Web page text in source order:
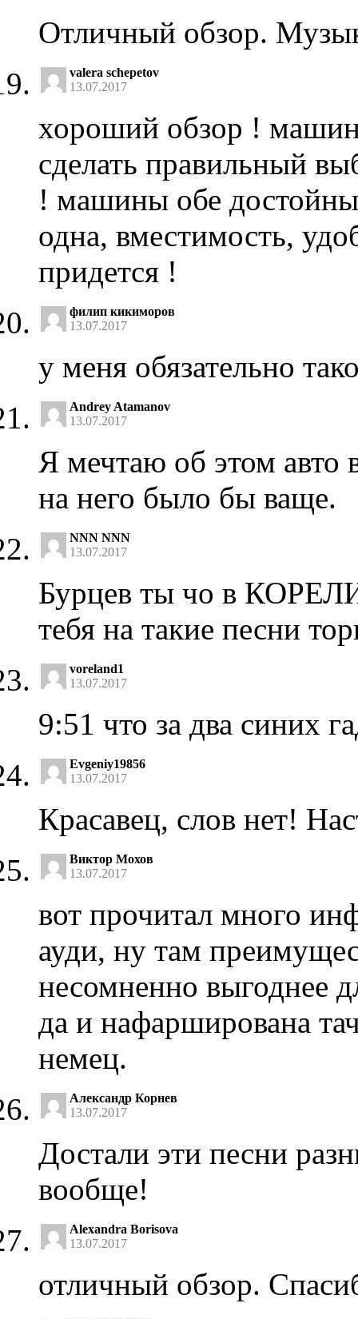
Отличный обзор.
valera schepetov
13.07.2017
хороший обзор !
сделать правильный
! машины обе
одна, вместимость,
придется !
филип кикиморов
13.07.2017
у меня обязательно
Andrey Atamanov
13.07.2017
Я мечтаю об этом авто
на него было бы ваще.
NNN NNN
13.07.2017
Бурцев ты чо в
тебя на такие песни
voreland1
13.07.2017
9:51 что за два синих
Evgeniy19856
13.07.2017
Красавец, слов нет!
Виктор Мохов
13.07.2017
вот прочитал много
ауди, ну там
несомненно выгоднее
да и нафарширована
немец.
Александр Корнев
13.07.2017
Достали эти песни
вообще!
Alexandra Borisova
13.07.2017
отличный обзор.